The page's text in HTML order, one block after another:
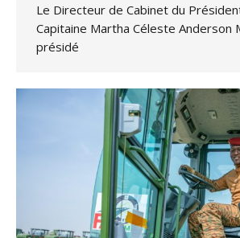
Le Directeur de Cabinet du
Capitaine Martha Céleste Anderson
présidé